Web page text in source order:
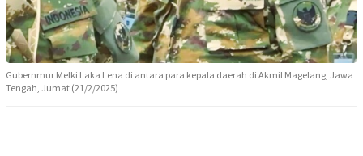
Gubernmur Melki Laka Lena di antara para kepala daerah di Akmil Magelang, Jawa
Tengah, Jumat (21/2/2025)